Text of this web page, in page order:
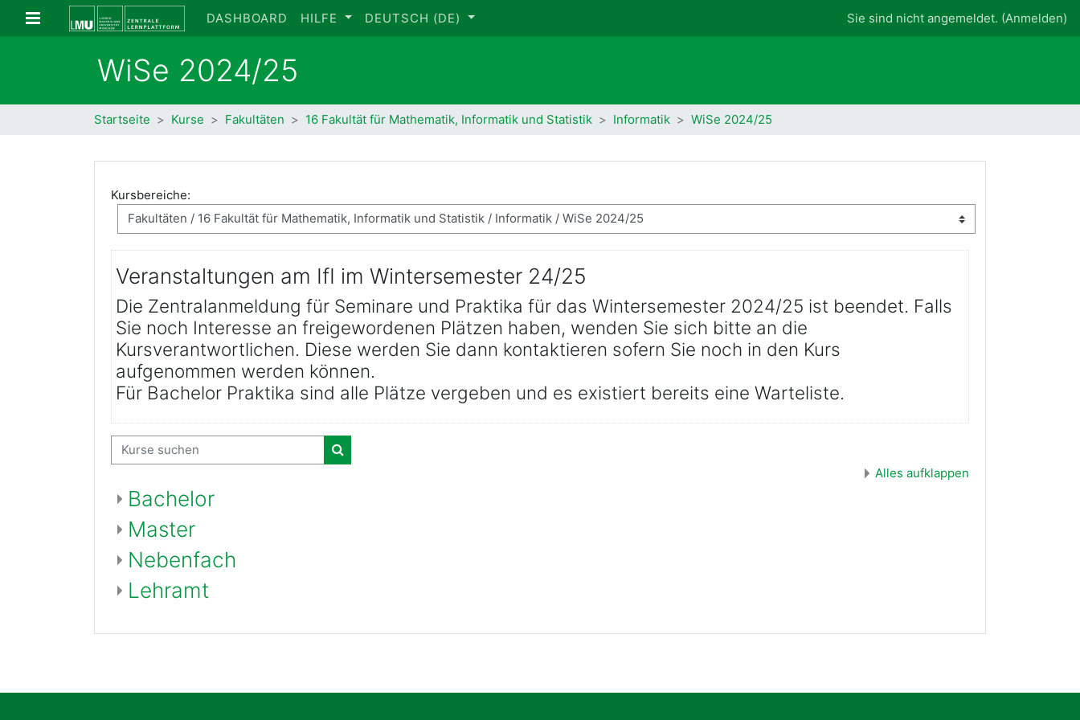
Zum Hauptinhalt
Website-Übersicht DASHBOARD HILFE DEUTSCH ‎(DE)‎ Sie sind nicht angemeldet. (Anmelden)
WiSe 2024/25
Startseite Kurse Fakultäten 16 Fakultät für Mathematik, Informatik und Statistik Informatik WiSe 2024/25
Kursbereiche:
Veranstaltungen am IfI im Wintersemester 24/25
Die Zentralanmeldung für Seminare und Praktika für das Wintersemester 2024/25 ist beendet. Falls
Sie noch Interesse an freigewordenen Plätzen haben, wenden Sie sich bitte an die
Kursverantwortlichen. Diese werden Sie dann kontaktieren sofern Sie noch in den Kurs
aufgenommen werden können.
Für Bachelor Praktika sind alle Plätze vergeben und es existiert bereits eine Warteliste.
Kurse suchen
Kurse suchen Alles aufklappen
Bachelor
Master
Nebenfach
Lehramt